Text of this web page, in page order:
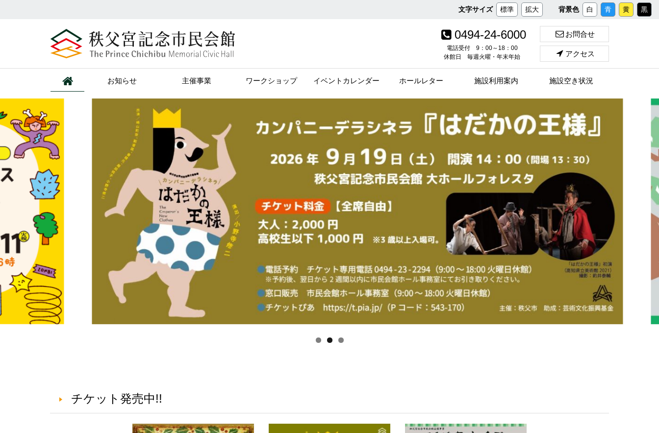
コ
ン
テ
ン
ス
ッ
プ
文字サイズ 標準 拡大 背景色 白 青 黄 黒
秩父宮記念市民会館
0494-24-6000
電話受付 9：00～18：00
休館日 毎週火曜・年末年始
お問合せ
アクセス
現在のページお知らせ 主催事業 ワークショップ イベントカレンダー ホールレター 施設利用案内 施設空き状況
チケット発売中!!